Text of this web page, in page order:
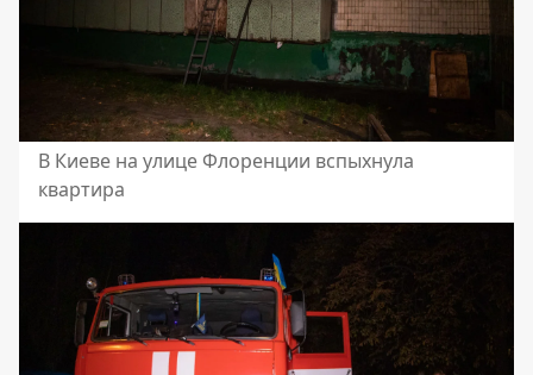
В Киеве на улице Флоренции вспыхнула
квартира